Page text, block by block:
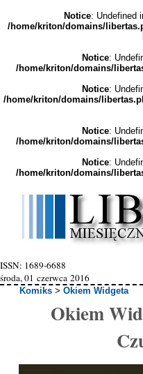
Notice: Undefined
/home/kriton/domains/
Notice:
/home/kriton/domains/
Notice:
/home/kriton/domains/
Notice:
/home/kriton/domains/
Notice:
/home/kriton/domains/
ISSN: 1689-6688
środa, 01 czerwca 2016
Komiks >Okiem Widgeta
Okiem